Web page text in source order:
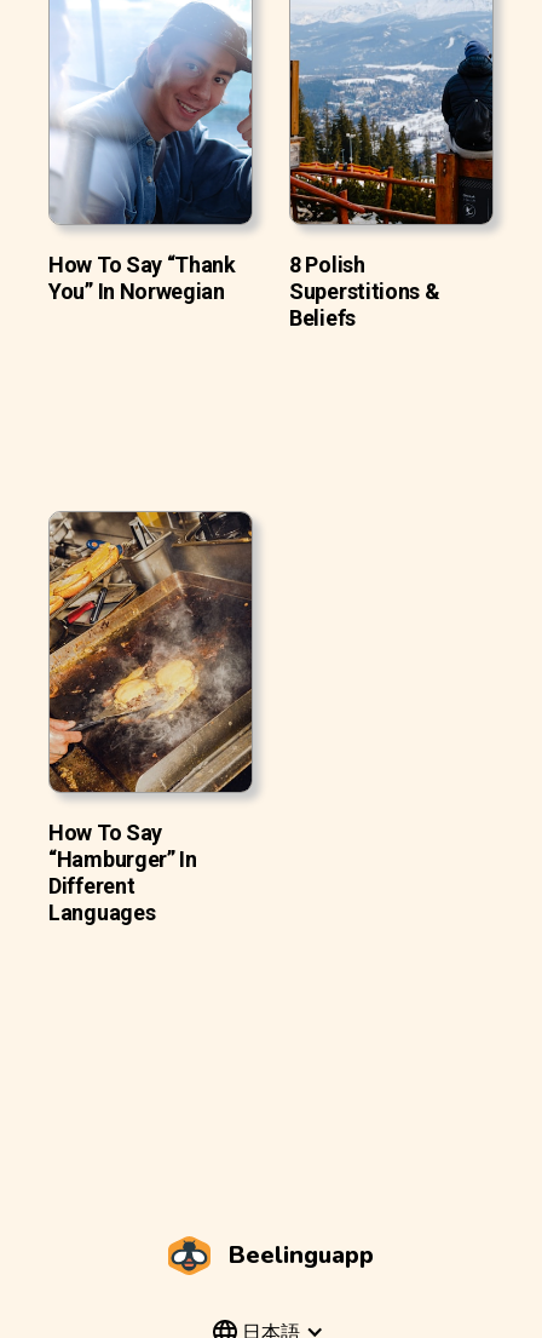
How To Say “Thank
You” In Norwegian
8 Polish
Superstitions &
Beliefs
How To Say
“Hamburger” In
Different
Languages
Beelinguapp
日本語